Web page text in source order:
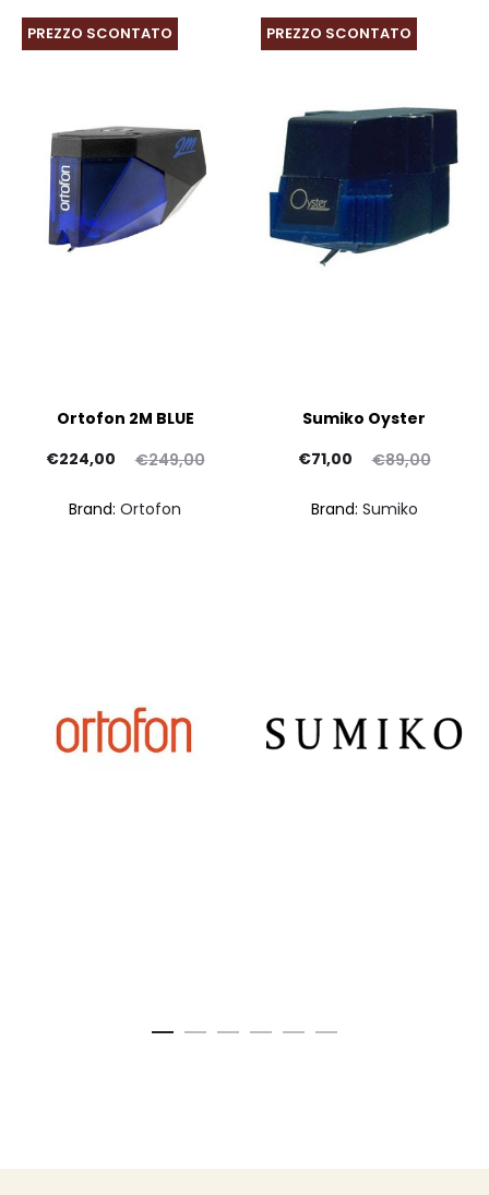
PREZZO SCONTATO
Ortofon 2M BLUE
€249,00
Il
€224,00
Brand: Ortofon
PREZZO SCONTATO
Sumiko Oyster
€89,00
Il
€71,00
Brand: Sumiko